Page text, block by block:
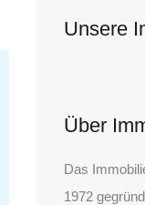
Unsere
Über
Das
1972